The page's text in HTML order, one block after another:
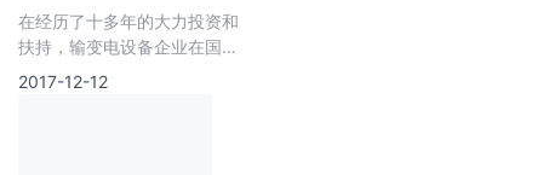
在经历了十多年的大力投资和
扶持，输变电设备企业在国内
基本全面实现国产化，目前国
2017-12-12